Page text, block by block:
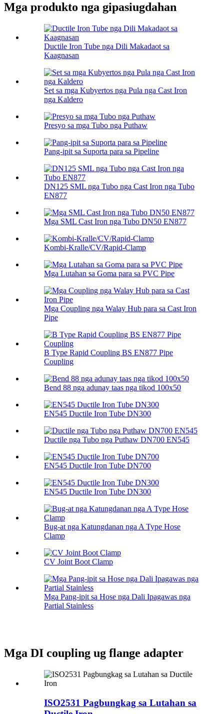
Mga produkto nga gipasiugdahan
Ductile Iron Tube nga Dili Makadaot sa
Kaagnasan
Set sa mga Kubyertos nga Pula nga Cast Iron
nga Kaldero
Presyo sa mga Tubo nga Puthaw
Pang-ipit sa Suporta para sa Pipeline
DN125 SML nga Tubo nga Cast Iron nga Tubo
EN877
Mga SML Cast Iron nga Tubo DN50 EN877
Kombi-Kralle/CV/Rapid-Clamp
Mga Lutahan sa Goma para sa PVC Pipe
Mga Coupling nga Walay Hub para sa Cast Iron
Pipe
B Type Rapid Coupling BS EN877 Pipe
Coupling
Bend 88 nga adunay taas nga tikod 100х50
EN545 Ductile Iron Tube DN300
Ductile nga Tubo nga Puthaw DN700 EN545
EN545 Ductile Iron Tube DN700
EN545 Ductile Iron Tube DN300
Bug-at nga Katungdanan nga A Type Hose
Clamp
CV Joint Boot Clamp
Mga Pang-ipit sa Hose nga Dali Ipagawas nga
Partial Stainless
Mga DI coupling ug flange adapter
ISO2531 Pagbungkag sa Lutahan sa